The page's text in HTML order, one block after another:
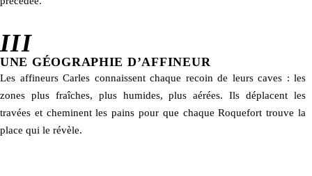
III
UNE GÉOGRAPHIE D’AFFINEUR
Les affineurs Carles connaissent chaque recoin de leurs caves : les
zones plus fraîches, plus humides, plus aérées. Ils déplacent les
travées et cheminent les pains pour que chaque Roquefort trouve la
place qui le révèle.